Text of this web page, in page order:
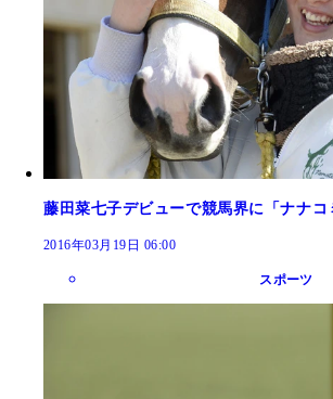
藤田菜七子デビューで競馬界に「ナナコ
2016年03月19日 06:00
スポーツ